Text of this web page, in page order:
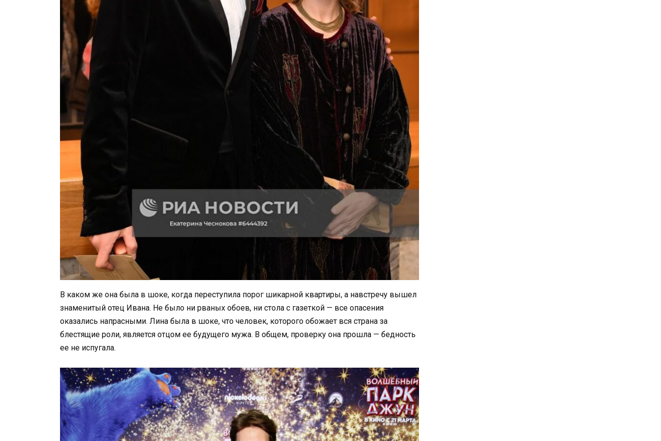
В каком же она была в шоке, когда переступила порог шикарной квартиры, а навстречу вышел
знаменитый отец Ивана. Не было ни рваных обоев, ни стола с газеткой — все опасения
оказались напрасными. Лина была в шоке, что человек, которого обожает вся страна за
блестящие роли, является отцом ее будущего мужа. В общем, проверку она прошла — бедность
ее не испугала.